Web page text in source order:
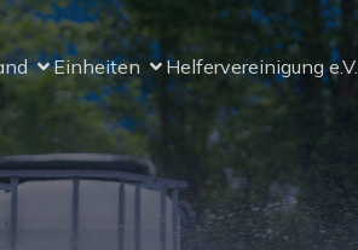
Einheiten Helfervereinigung e.V.